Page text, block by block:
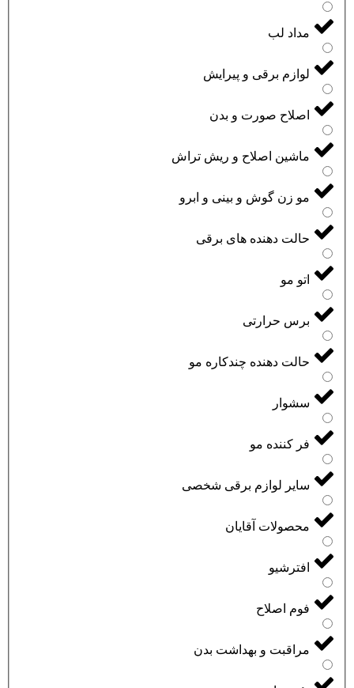
مداد لب
لوازم برقی و پیرایش
اصلاح صورت و بدن
ماشین اصلاح و ریش تراش
مو زن گوش و بینی و ابرو
حالت دهنده های برقی
اتو مو
برس حرارتی
حالت دهنده چندکاره مو
سشوار
فر کننده مو
سایر لوازم برقی شخصی
محصولات آقایان
افترشیو
فوم اصلاح
مراقبت و بهداشت بدن